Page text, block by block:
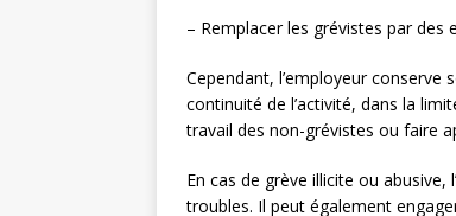
– Remplacer les grévistes par des
Cependant, l’employeur
continuité de l’activité, dans la
travail des non-grévistes ou faire
En cas de grève illicite ou abusive,
troubles. Il peut également